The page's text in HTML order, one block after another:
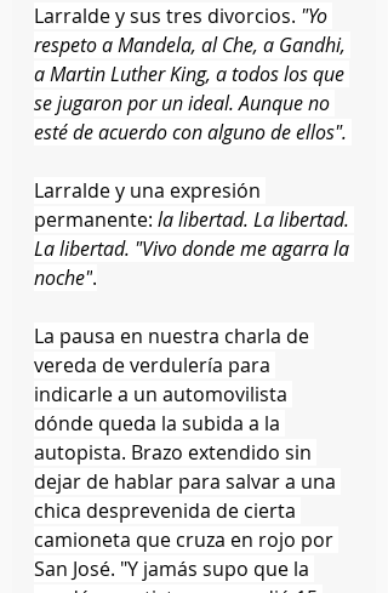
Larralde y sus tres divorcios. "Yo
respeto a Mandela, al Che, a Gandhi,
a Martin Luther King, a todos los que
se jugaron por un ideal. Aunque no
esté de acuerdo con alguno de ellos".
Larralde y una expresión
permanente: la libertad. La libertad.
La libertad. "Vivo donde me agarra la
noche".
La pausa en nuestra charla de
vereda de verdulería para
indicarle a un automovilista
dónde queda la subida a la
autopista. Brazo extendido sin
dejar de hablar para salvar a una
chica desprevenida de cierta
camioneta que cruza en rojo por
San José. "Y jamás supo que la